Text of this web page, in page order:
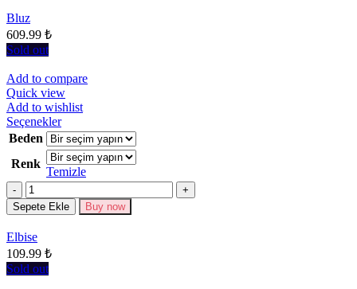
Bluz
609.99 ₺
Sold out
Add to compare
Quick view
Add to wishlist
SeçeneklerBu
ürünün
birden
fazla
varyasyonu
Seçenekler
Beden
Renk
Temizle
Miktar
Sepete Ekle Buy now
Elbise
109.99 ₺
Sold out